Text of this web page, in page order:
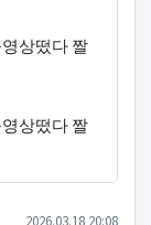
상떴다 짤
상떴다 짤
작성일
2026.03.18 20:08